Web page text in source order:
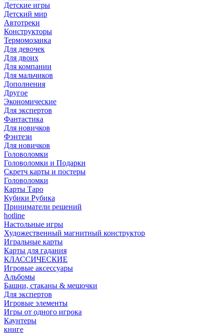
Детские игры
Детский мир
Автотреки
Конструкторы
Термомозаика
Для девочек
Для двоих
Для компании
Для мальчиков
Дополнения
Другое
Экономические
Для экспертов
Фантастика
Для новичков
Фэнтези
Для новичков
Головоломки
Головоломки и Подарки
Cкретч карты и постеры
Головоломки
Карты Таро
Кубики Рубика
Приниматели решений
hotline
Настольные игры
Художественный магнитный конструктор
Игральные карты
Карты для гадания
КЛАССИЧЕСКИЕ
Игровые аксессуары
Альбомы
Башни, стаканы & мешочки
Для экспертов
Игровые элементы
Игры от одного игрока
Каунтеры
книге